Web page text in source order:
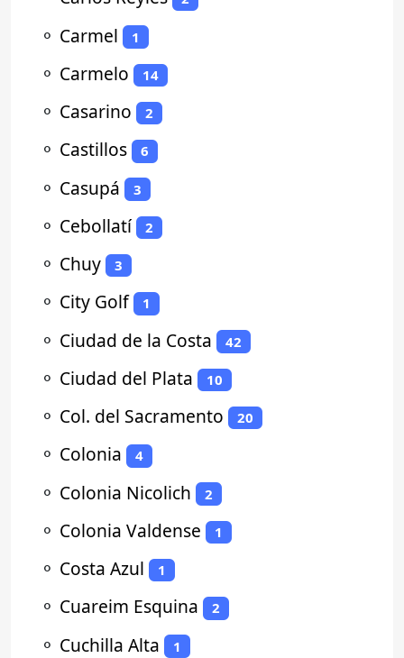
⚬ Carmel 1
⚬ Carmelo 14
⚬ Casarino 2
⚬ Castillos 6
⚬ Casupá 3
⚬ Cebollatí 2
⚬ Chuy 3
⚬ City Golf 1
⚬ Ciudad de la Costa 42
⚬ Ciudad del Plata 10
⚬ Col. del Sacramento 20
⚬ Colonia 4
⚬ Colonia Nicolich 2
⚬ Colonia Valdense 1
⚬ Costa Azul 1
⚬ Cuareim Esquina 2
⚬ Cuchilla Alta 1